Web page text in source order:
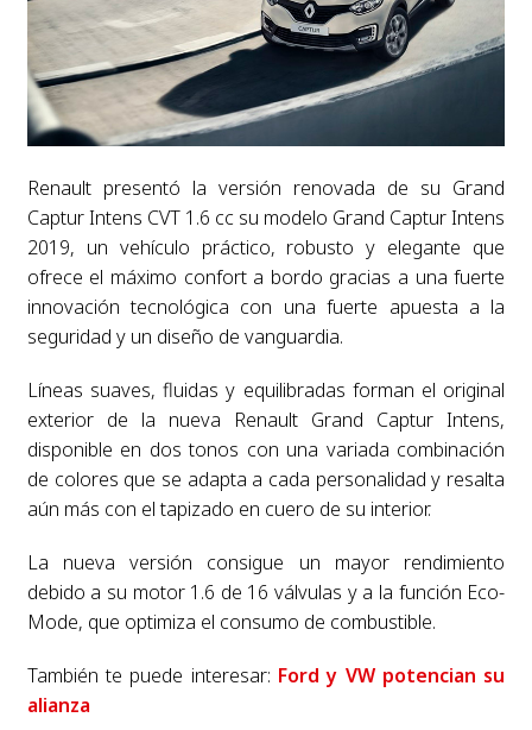
Renault presentó la versión renovada de su Grand
Captur Intens CVT 1.6 cc su modelo Grand Captur Intens
2019, un vehículo práctico, robusto y elegante que
ofrece el máximo confort a bordo gracias a una fuerte
innovación tecnológica con una fuerte apuesta a la
seguridad y un diseño de vanguardia.
Líneas suaves, fluidas y equilibradas forman el original
exterior de la nueva Renault Grand Captur Intens,
disponible en dos tonos con una variada combinación
de colores que se adapta a cada personalidad y resalta
aún más con el tapizado en cuero de su interior.
La nueva versión consigue un mayor rendimiento
debido a su motor 1.6 de 16 válvulas y a la función Eco-
Mode, que optimiza el consumo de combustible.
También te puede interesar: Ford y VW potencian su
alianza